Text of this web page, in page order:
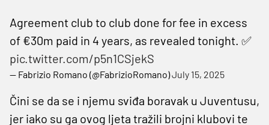
Agreement club to club done for fee in excess
of €30m paid in 4 years, as revealed tonight. ✅
pic.twitter.com/p5n1CSjekS
— Fabrizio Romano (@FabrizioRomano)July 15, 2025
Čini se da se i njemu sviđa boravak u Juventusu,
jer iako su ga ovog ljeta tražili brojni klubovi te